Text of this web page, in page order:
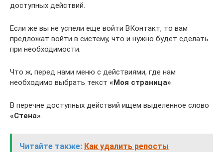
доступных действий.
Если же вы не успели еще войти ВКонтакт, то вам
предложат войти в систему, что и нужно будет сделать
при необходимости.
Что ж, перед нами меню с действиями, где нам
необходимо выбрать текст «Моя страница».
В перечне доступных действий ищем выделенное слово
«Стена».
Читайте также: Как удалить репосты